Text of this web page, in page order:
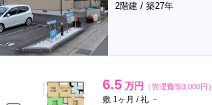
2階建 / 築27年
6.5 万円 （管理費等3,000円）
敷 1ヶ月 / 礼 －